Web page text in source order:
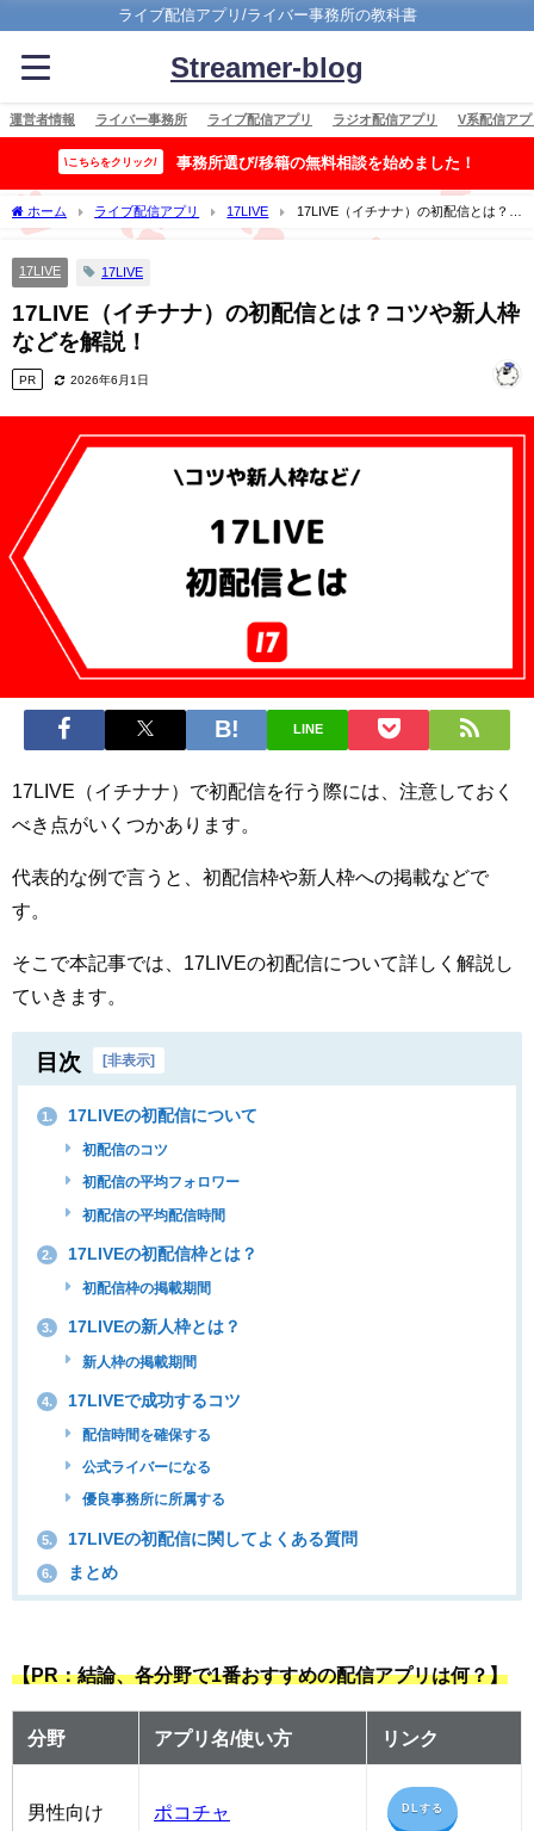
ライブ配信アプリ/ライバー事務所の教科書
Streamer-blog
運営者情報 ライバー事務所 ライブ配信アプリ ラジオ配信アプリ V系配信アプ
\こちらをクリック/ 事務所選び/移籍の無料相談を始めました！
ホーム ライブ配信アプリ 17LIVE
17LIVE（イチナナ）の初配信とは？コ
ツや新人枠などを解説！
17LIVE 17LIVE
17LIVE（イチナナ）の初配信とは？コツや新人枠
などを解説！
PR 2026年6月1日
LINE
17LIVE（イチナナ）で初配信を行う際には、注意しておく
べき点がいくつかあります。
代表的な例で言うと、初配信枠や新人枠への掲載などで
す。
そこで本記事では、17LIVEの初配信について詳しく解説し
ていきます。
目次 [非表示]
1. 17LIVEの初配信について
初配信のコツ
初配信の平均フォロワー
初配信の平均配信時間
2. 17LIVEの初配信枠とは？
初配信枠の掲載期間
3. 17LIVEの新人枠とは？
新人枠の掲載期間
4. 17LIVEで成功するコツ
配信時間を確保する
公式ライバーになる
優良事務所に所属する
5. 17LIVEの初配信に関してよくある質問
6. まとめ
【PR：結論、各分野で1番おすすめの配信アプリは何？】
分野 アプリ名/使い方 リンク
男性向け ポコチャ DLする